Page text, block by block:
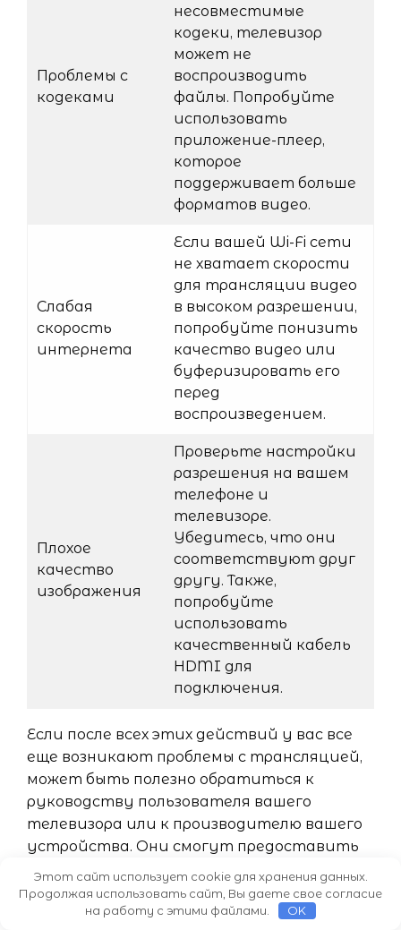
Проблемы с
кодеками
несовместимые
кодеки, телевизор
может не
воспроизводить
файлы. Попробуйте
использовать
приложение-плеер,
которое
поддерживает больше
форматов видео.
Слабая
скорость
интернета
Если вашей Wi-Fi сети
не хватает скорости
для трансляции видео
в высоком разрешении,
попробуйте понизить
качество видео или
буферизировать его
перед
воспроизведением.
Плохое
качество
изображения
Проверьте настройки
разрешения на вашем
телефоне и
телевизоре.
Убедитесь, что они
соответствуют друг
другу. Также,
попробуйте
использовать
качественный кабель
HDMI для
подключения.
Если после всех этих действий у вас все
еще возникают проблемы с трансляцией,
может быть полезно обратиться к
руководству пользователя вашего
телевизора или к производителю вашего
устройства. Они смогут предоставить
дополнительную информацию и помощь
при настройке и использовании функции
трансляции.
Этот сайт использует cookie для хранения данных.
Продолжая использовать сайт, Вы даете свое согласие
на работу с этими файлами.
OK